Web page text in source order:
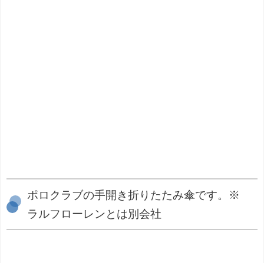
ポロクラブの手開き折りたたみ傘です。※
ラルフローレンとは別会社